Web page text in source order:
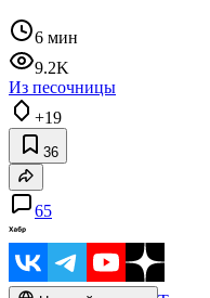
6 мин
9.2K
Из песочницы
+19
36
65